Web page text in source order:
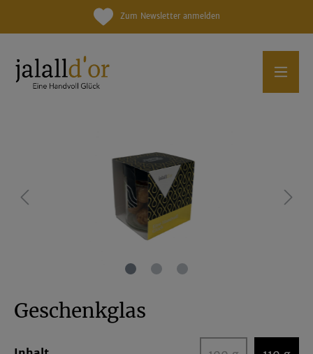
Zum Newsletter anmelden
Geschenkglas